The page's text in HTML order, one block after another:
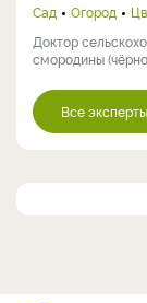
Сад Огород
Доктор
смородины
Все эксперты